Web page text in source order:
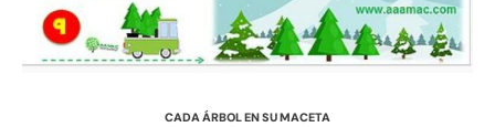
CADA ÁRBOL EN SU MACETA